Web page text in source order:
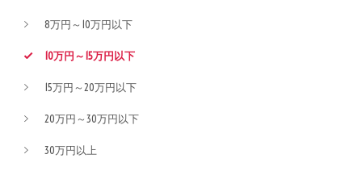
8万円～10万円以下
10万円～15万円以下
15万円～20万円以下
20万円～30万円以下
30万円以上